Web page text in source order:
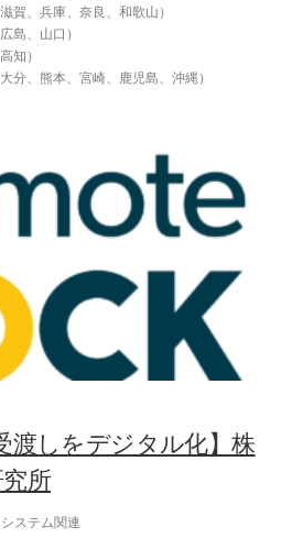
賀、兵庫、奈良、和歌山）
島、山口）
知）
分、熊本、宮崎、鹿児島、沖縄）
渡しをデジタル化】株
所
ステム関連